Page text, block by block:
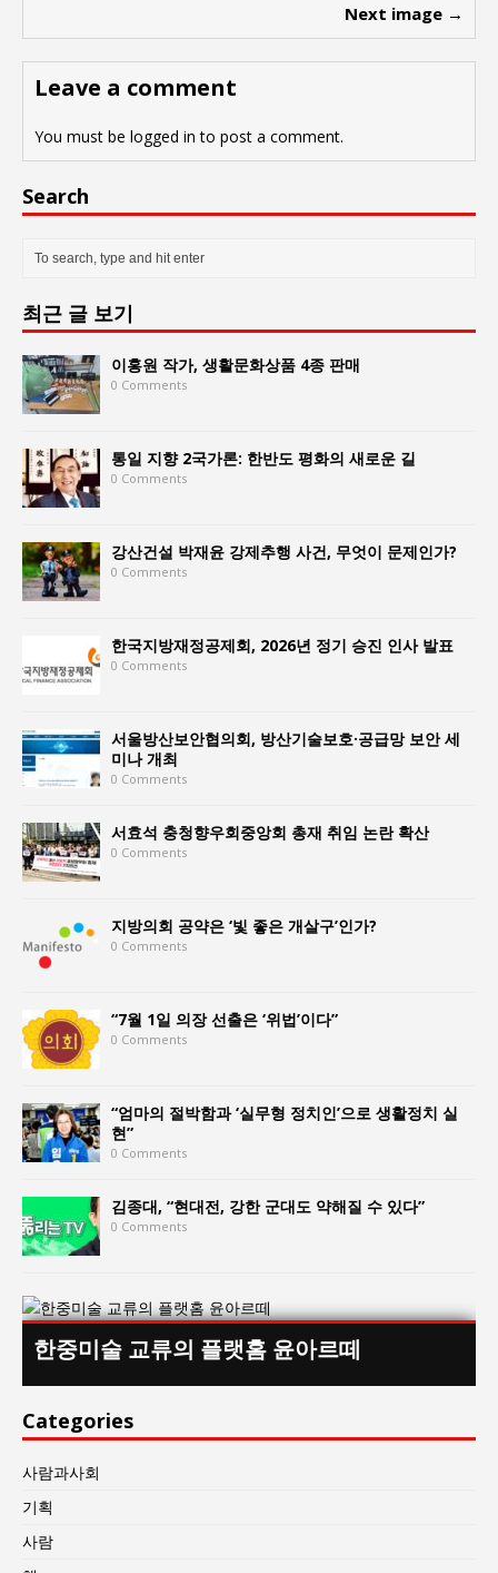
Next image →
Leave a comment
You must be logged in to post a comment.
Search
최근 글 보기
이홍원 작가, 생활문화상품 4종 판매
0 Comments
통일 지향 2국가론: 한반도 평화의 새로운 길
0 Comments
강산건설 박재윤 강제추행 사건, 무엇이 문제인가?
0 Comments
한국지방재정공제회, 2026년 정기 승진 인사 발표
0 Comments
서울방산보안협의회, 방산기술보호·공급망 보안 세
미나 개최
0 Comments
서효석 충청향우회중앙회 총재 취임 논란 확산
0 Comments
지방의회 공약은 ‘빛 좋은 개살구’인가?
0 Comments
“7월 1일 의장 선출은 ‘위법’이다”
0 Comments
“엄마의 절박함과 ‘실무형 정치인’으로 생활정치 실
현”
0 Comments
김종대, “현대전, 강한 군대도 약해질 수 있다”
0 Comments
한중미술 교류의 플랫홈 윤아르떼
Categories
사람과사회
기획
사람